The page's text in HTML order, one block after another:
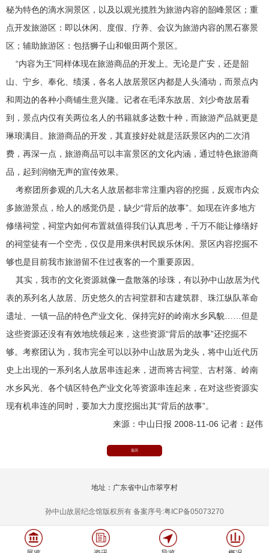
秘为特色的滴水洞景区，以及以观光揽胜为旅游内容的韶峰景区；重
点开发旅游区：即以休闲、度假、疗养、会议为旅游内容的黑石寨景
区；辅助旅游区：包括狮子山和银田两个景区。
“内容为王”同样体现在旅游商品的开发上。无论是广安，还是韶
山、宁乡、奉化、绩溪，各名人故居景区内都是人头涌动，而景点内
和周边的各种小商铺生意兴隆。记者在毛泽东故居、刘少奇故居看
到，景点内仅有关两位名人的书籍就多达数十种，而旅游产品就更是
琳琅满目。旅游商品的开发，其直接好处就是活跃景区内的二次消
费，再深一点，旅游商品可以丰富景区的文化内涵，通过特色旅游商
品，起到润物无声的宣传效果。
考察团所参观的几大名人故居都非常注重内容的挖掘，反观市内众
多旅游景点，给人的感觉仍是，缺少“背后的故事”。如现在许多地方
修缮祠堂，祠堂内如何布置就值得我们认真思考，千万不能让修缮好
的祠堂徒有一个空壳，仅仅是用来供村民娱乐休闲。景区内容挖掘不
够也是目前我市旅游留不住过夜客的一个重要原因。
其实，我市的文化资源就像一盘散落的珍珠，有以孙中山故居为代
表的系列名人故居、历史悠久的古祠堂群和古建筑群、珠江纵队革命
遗址、一镇一品的特色产业文化、保持完好的岭南水乡风貌……但是
这些资源还没有有效地统领起来，这些资源“背后的故事”还挖掘不
够。考察团认为，我市完全可以以孙中山故居为龙头，将中山近代历
史上出现的一系列名人故居串连起来，进而将古祠堂、古村落、岭南
水乡风光、各个镇区特色产业文化等资源串连起来，在对这些资源实
现有机串连的同时，要加大力度挖掘出其“背后的故事”。
来源：中山日报 2008-11-06 记者：赵伟
返回
地址：广东省中山市翠亨村
孙中山故居纪念馆版权所有 备案序号:粤ICP备05073270